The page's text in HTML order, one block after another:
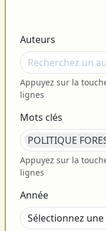
Auteurs
Appuyez sur la
lignes
Mots clés
POLITIQUE
Appuyez sur la
lignes
Année